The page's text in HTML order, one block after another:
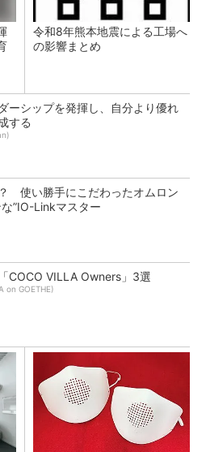
令和8年熊本地震による工場へ
の影響まとめ
ーシップを発揮し、自分より優れ
する
使い勝手にこだわったオムロン
”IO-Linkマスター
COCO VILLA Owners」3選
on GOETHE)